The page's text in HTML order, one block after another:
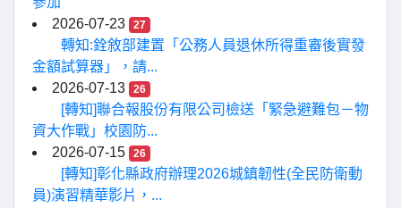
2026-07-23
27
轉知:銓敘部建置「公務人員退休所得重審後實發
金額試算器」，請...
2026-07-13
26
[轉知]聯合報股份有限公司檢送「緊急避難包－物
資大作戰」校園防...
2026-07-15
26
[轉知]彰化縣政府辦理2026城鎮韌性(全民防衛動
員)演習精華影片，...